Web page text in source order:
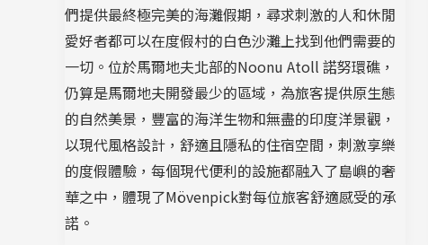
們提供最終極完美的海灘假期，尋求刺激的人和休閒
愛好者都可以在度假村的白色沙灘上找到他們需要的
一切。位於馬爾地夫北部的Noonu Atoll 諾努環礁，
仍算是馬爾地夫開發最少的區域，為旅客提供原生態
的自然美景，豐富的海洋生物和無盡的印度洋景觀，
以現代風格設計，舒適且隱私的住宿空間，刺激享樂
的度假體驗，每個現代便利的設施都融入了島嶼的奢
華之中，體現了Mövenpick對每位旅客舒適感受的承
諾。